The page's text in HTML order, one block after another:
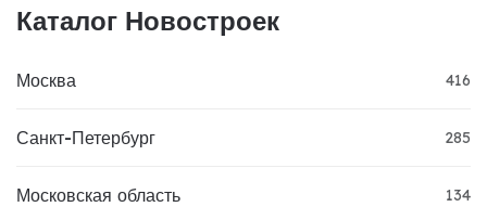
Каталог Новостроек
Москва 416
Санкт-Петербург 285
Московская область 134